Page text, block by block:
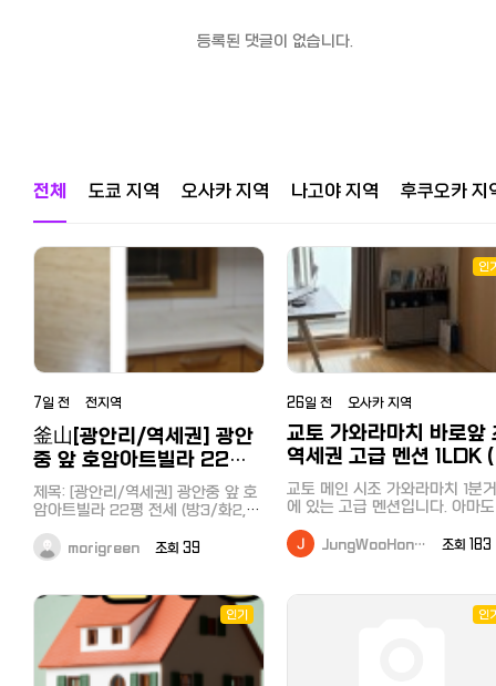
등록된 댓글이 없습니다.
전체 도쿄 지역 오사카 지역 나고야 지역 후쿠오카 지
7일 전 전지역
釜山[광안리/역세권] 광안
중 앞 호암아트빌라 22평
전세 (방3/화2, 1층, 광안대
교 뷰, 즉시입주)
제목: [광안리/역세권] 광안중 앞 호
암아트빌라 22평 전세 (방3/화2, 1
요! 살기 좋고 뷰가 멋진 광안동 호
암아트 빌라 전세 매물 소개해 드립
이라 더욱 메리트 있는 아늑하고 실
속 있는 집입니다. 1. 상세 정보 위치:
부산 수영구 광안동, 광안중학교 바
로 앞 (광안역 도보 5분 거리) 면적/
구조: 22평형 / 1층 / 방 3개, 화장
morigreen 조회 39
인
26일 전 오사카 지역
교토 가와라마치 바로앞
역세권 고급 멘션 1LDK
월~12월, 조율가능)
교토 메인 시조 가와라마치 1분
에 있는 고급 멘션입니다. 아마
나일 것 같습니다. 오사카도 집
앞에서 지하철타고 40분이면 한
이라, 혹시 니즈 맞는분 계신가
봅니다. 상세한 사진은 카톡 주
JungWooHon… 조회
인기 인